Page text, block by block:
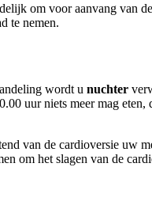
om voor aanvang van
te nemen.
wordt u nuchter
uur niets meer mag eten,
van de cardioversie uw
om het slagen van de